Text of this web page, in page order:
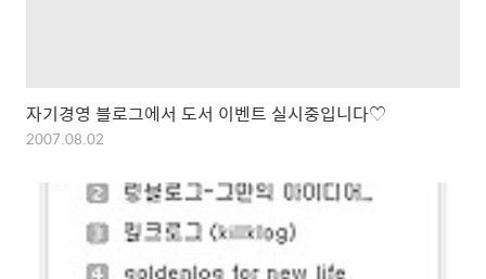
자기경영 블로그에서 도서 이벤트 실시중입니다♡
2007.08.02